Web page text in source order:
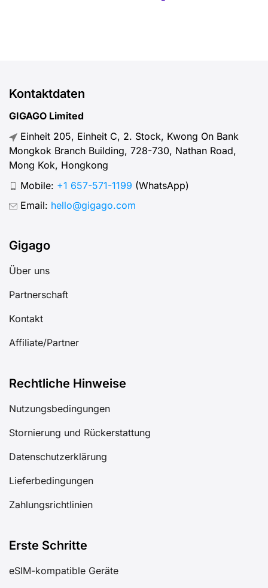
Kontaktdaten
GIGAGO Limited
Einheit 205, Einheit C, 2. Stock, Kwong On Bank
Mongkok Branch Building, 728-730, Nathan Road,
Mong Kok, Hongkong
Mobile: +1 657-571-1199 (WhatsApp)
Email: hello@gigago.com
Gigago
Über uns
Partnerschaft
Kontakt
Affiliate/Partner
Rechtliche Hinweise
Nutzungsbedingungen
Stornierung und Rückerstattung
Datenschutzerklärung
Lieferbedingungen
Zahlungsrichtlinien
Erste Schritte
eSIM-kompatible Geräte